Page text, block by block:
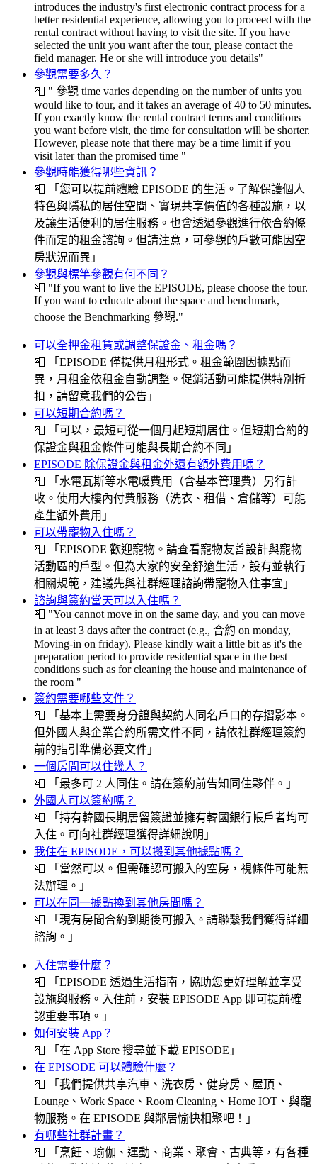
introduces the industry's first electronic contract process for a
better residential experience, allowing you to proceed with the
rental contract without having to visit the site. If you have
selected the unit you want after the tour, please contact the
field manager. He or she will introduce you details"
參觀需要多久？
📮 " 參觀 time varies depending on the number of units you
would like to tour, and it takes an average of 40 to 50 minutes.
If you exactly know the rental contract terms and conditions
you want before visit, the time for consultation will be shorter.
However, please note that there may be a time limit if you
visit later than the promised time "
參觀時能獲得哪些資訊？
📮
「您可以提前體驗 EPISODE 的生活。了解保護個人
特色與隱私的居住空間、實現共享價值的各種設施，以
及讓生活便利的居住服務。也會透過參觀進行依合約條
件而定的租金諮詢。但請注意，可參觀的戶數可能因空
房狀況而異」
參觀與標竿參觀有何不同？
📮 "If you want to live the EPISODE, please choose the tour.
If you want to educate about the space and benchmark,
choose the Benchmarking 參觀."
可以全押金租賃或調整保證金、租金嗎？
📮
「EPISODE 僅提供月租形式。租金範圍因據點而
異，月租金依租金自動調整。促銷活動可能提供特別折
扣，請留意我們的公告」
可以短期合約嗎？
📮
「可以，最短可從一個月起短期居住。但短期合約的
保證金與租金條件可能與長期合約不同」
EPISODE 除保證金與租金外還有額外費用嗎？
📮
「水電瓦斯等水電暖費用（含基本管理費）另行計
收。使用大樓內付費服務（洗衣、租借、倉儲等）可能
產生額外費用」
可以帶寵物入住嗎？
📮
「EPISODE 歡迎寵物。請查看寵物友善設計與寵物
活動區的戶型。但為大家的安全舒適生活，設有並執行
相關規範，建議先與社群經理諮詢帶寵物入住事宜」
諮詢與簽約當天可以入住嗎？
📮 "You cannot move in on the same day, and you can move
in at least 3 days after the contract (e.g., 合約 on monday,
Moving-in on friday). Please kindly wait a little bit as it's the
preparation period to provide residential space in the best
conditions such as for cleaning the house and maintenance of
the room "
簽約需要哪些文件？
📮
「基本上需要身分證與契約人同名戶口的存摺影本。
但外國人與企業合約所需文件不同，請依社群經理簽約
前的指引準備必要文件」
一個房間可以住幾人？
📮
「最多可 2 人同住。請在簽約前告知同住夥伴。」
外國人可以簽約嗎？
📮
「持有韓國長期居留簽證並擁有韓國銀行帳戶者均可
入住。可向社群經理獲得詳細說明」
我住在 EPISODE，可以搬到其他據點嗎？
📮
「當然可以。但需確認可搬入的空房，視條件可能無
法辦理。」
可以在同一據點換到其他房間嗎？
📮
「現有房間合約到期後可搬入。請聯繫我們獲得詳細
諮詢。」
入住需要什麼？
📮
「EPISODE 透過生活指南，協助您更好理解並享受
設施與服務。入住前，安裝 EPISODE App 即可提前確
認重要事項。」
如何安裝 App？
📮
「在 App Store 搜尋並下載 EPISODE」
在 EPISODE 可以體驗什麼？
📮
「我們提供共享汽車、洗衣房、健身房、屋頂、
Lounge、Work Space、Room Cleaning、Home IOT、與寵
物服務。在 EPISODE 與鄰居愉快相聚吧！」
有哪些社群計畫？
📮
「烹飪、瑜伽、運動、商業、聚會、古典等，有各種